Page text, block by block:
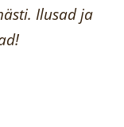
Ilusad ja